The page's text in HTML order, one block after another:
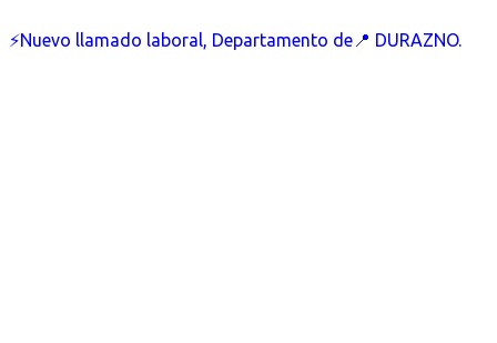
⚡Nuevo llamado laboral, Departamento de📍 DURAZNO.